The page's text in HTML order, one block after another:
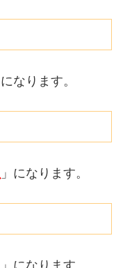
なります。
」になります。